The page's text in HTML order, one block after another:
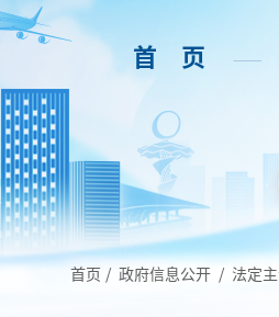
首 页 ——
首页 / 政府信息公开 / 法定